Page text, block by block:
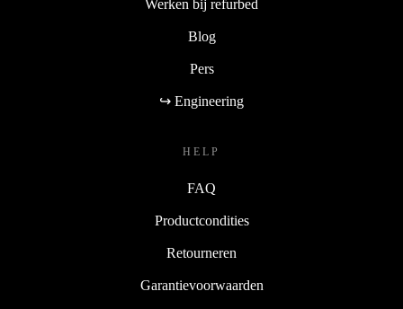
Werken bij refurbed
Blog
Pers
↪ Engineering
HELP
FAQ
Productcondities
Retourneren
Garantievoorwaarden